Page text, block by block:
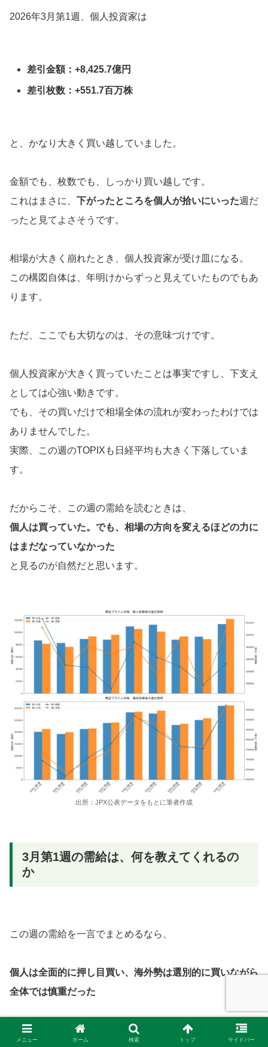
2026年3月第1週、個人投資家は
差引金額：+8,425.7億円
差引枚数：+551.7百万株
と、かなり大きく買い越していました。
金額でも、枚数でも、しっかり買い越しです。
これはまさに、 下がったところを個人が拾いにいった週だ
ったと見てよさそうです。
相場が大きく崩れたとき、個人投資家が受け皿になる。
この構図自体は、年明けからずっと見えていたものでもあ
ります。
ただ、ここでも大切なのは、その意味づけです。
個人投資家が大きく買っていたことは事実ですし、下支え
としては心強い動きです。
でも、その買いだけで相場全体の流れが変わったわけでは
ありませんでした。
実際、この週のTOPIXも日経平均も大きく下落していま
す。
だからこそ、この週の需給を読むときは、
個人は買っていた。でも、相場の方向を変えるほどの力に
はまだなっていなかった
と見るのが自然だと思います。
出所：JPX公表データをもとに筆者作成
3月第1週の需給は、何を教えてくれるの
か
この週の需給を一言でまとめるなら、
個人は全面的に押し目買い、海外勢は選別的に買いながら
全体では慎重だった
ということになると思います。
メニュー ホーム 検索 トップ サイドバー